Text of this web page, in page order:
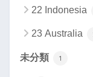
22 Indonesia
23 Australia
未分類 1